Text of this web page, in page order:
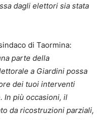
dagli elettori sia stata
di Taormina:
parte della
a Giardini possa
dei tuoi interventi
In più occasioni, il
da ricostruzioni parziali,